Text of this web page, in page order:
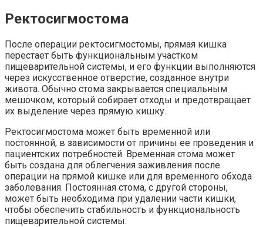
Ректосигмостома
После операции ректосигмостомы, прямая кишка
перестает быть функциональным участком
пищеварительной системы, и его функции выполняются
через искусственное отверстие, созданное внутри
живота. Обычно стома закрывается специальным
мешочком, который собирает отходы и предотвращает
их выделение через прямую кишку.
Ректосигмостома может быть временной или
постоянной, в зависимости от причины ее проведения и
пациентских потребностей. Временная стома может
быть создана для облегчения заживления после
операции на прямой кишке или для временного обхода
заболевания. Постоянная стома, с другой стороны,
может быть необходима при удалении части кишки,
чтобы обеспечить стабильность и функциональность
пищеварительной системы.